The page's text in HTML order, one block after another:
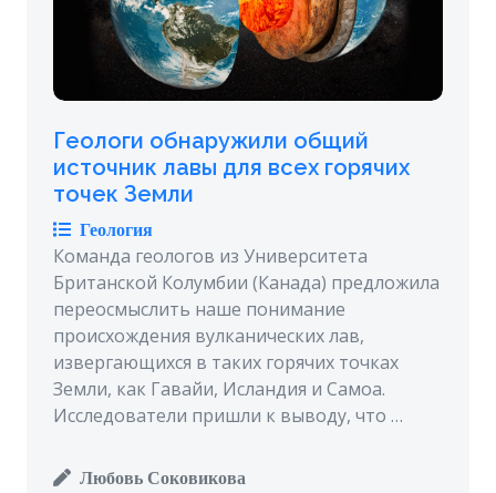
Геологи обнаружили общий
источник лавы для всех горячих
точек Земли
Геология
Команда геологов из Университета
Британской Колумбии (Канада) предложила
переосмыслить наше понимание
происхождения вулканических лав,
извергающихся в таких горячих точках
Земли, как Гавайи, Исландия и Самоа.
Исследователи пришли к выводу, что …
Любовь Соковикова